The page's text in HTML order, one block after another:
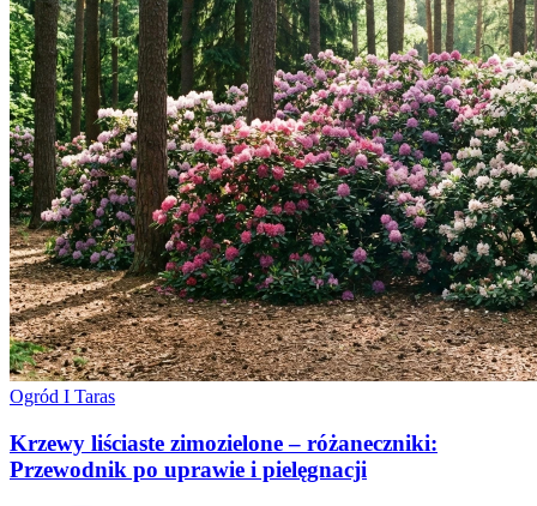
Ogród I Taras
Krzewy liściaste zimozielone – różaneczniki:
Przewodnik po uprawie i pielęgnacji